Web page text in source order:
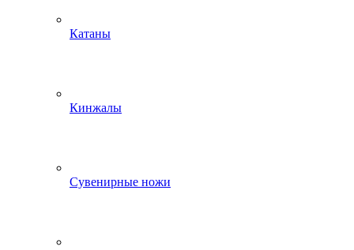
Катаны
Кинжалы
Сувенирные ножи